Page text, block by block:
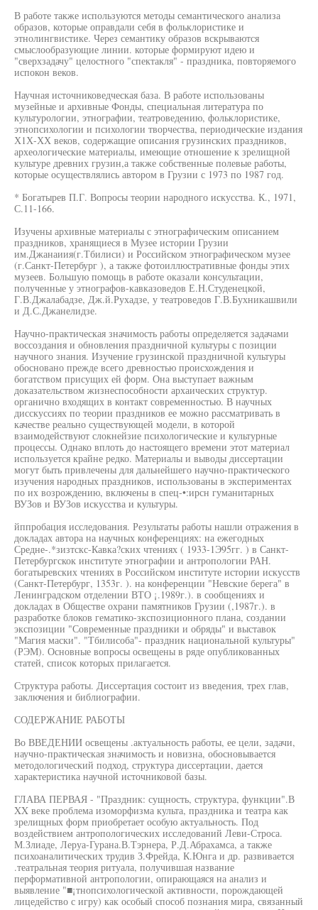
В работе также используются методы семантического анализа
образов, которые оправдали себя в фольклористике и
этнолингвистике. Через семантику образов вскрываются
смыслообразующие линии. которые формируют идею и
"сверхзадачу" целостного "спектакля" - праздника, повторяемого
испокон веков.
Научная источниковедческая база. В работе использованы
музейные и архивные Фонды, специальная литература по
культурологии, этнографии, театроведению, фольклористике,
этнопсихологии и психологии творчества, периодические издания
Х1Х-ХХ веков, содержащие описания грузинских праздников,
археологические материалы, имеющие отношение к зрелищной
культуре древних грузин,а также собственные полевые работы,
которые осуществлялись автором в Грузии с 1973 по 1987 год.
* Богатырев П.Г. Вопросы теории народного искусства. К., 1971,
С.11-166.
Изучены архивные материалы с этнографическим описанием
праздников, хранящиеся в Музее истории Грузии
им.Джанаиия(г.Тбилиси) и Российском этнографическом музее
(г.Санкт-Петербург ), а также фотоиллюстративные фонды этих
музеев. Большую помощь в работе оказали консультации,
полученные у этнографов-кавказоведов Е.Н.Студенецкой,
Г.В.Джалабадзе, Дж.й.Рухадзе, у театроведов Г.В.Бухникашвили
и Д.С.Джанелидзе.
Научно-практическая значимость работы определяется задачами
воссоздания и обновления праздничной культуры с позиции
научного знания. Изучение грузинской праздничной культуры
обосновано прежде всего древностью происхождения и
богатством присущих ей форм. Она выступает важным
доказательством жизнеспособности архаических структур.
органично входящих в контакт современностью. В научных
дисскуссиях по теории праздников ее можно рассматривать в
качестве реально существующей модели, в которой
взаимодействуют слокнейзие психологические и культурные
процессы. Однако вплоть до настоящего времени этот материал
используется крайне редко. Материалы и выводы диссертации
могут быть привлечены для дальнейшего научно-практического
изучения народных праздников, использованы в экспериментах
по их возрождению, включены в спец-•:ирсн гуманитарных
ВУЗов и ВУЗов искусства и культуры.
йппробация исследования. Результаты работы нашли отражения в
докладах автора на научных конференциях: на ежегодных
Средне-.*зизтскс-Кавка?ских чтениях ( 1933-1Э95гг. ) в Санкт-
Петербургскок институте этнографии и антропологии РАН.
богатыревских чтениях в Российском институте истории искусств
(Санкт-Петербург, 1353г. ). на конференции "Невские берега" в
Ленинградском отделении ВТО ¡.1989г.). в сообщениях и
докладах в Обществе охрани памятников Грузии (,1987г.). в
разработке блоков гематико-зкспозиционного плана, создании
экспозиции "Современные праздники и обряды" и выставок
"Магия маски". "Тбилисоба"- праздник национальной культуры"
(РЭМ). Основные вопросы освещены в ряде опубликованных
статей, список которых прилагается.
Структура работы. Диссертация состоит из введения, трех глав,
заключения и библиографии.
СОДЕРЖАНИЕ РАБОТЫ
Во ВВЕДЕНИИ освещены .актуальность работы, ее цели, задачи,
научно-практическая значимость и новизна, обосновывается
методологический подход, структура диссертации, дается
характеристика научной источниковой базы.
ГЛАВА ПЕРВАЯ - "Праздник: сущность, структура, функции".В
XX веке проблема изоморфизма культа, праздника и театра как
зрелищных форм приобретает особую актуальность. Под
воздействием антропологических исследований Леви-Строса.
М.Злиаде, Леруа-Гурана.В.Тэрнера, Р.Д.Абрахамса, а также
психоаналитических трудив З.Фрейда, К.Юнга и др. развивается
.театральная теория ритуала, получившая название
перформативной антропологии, опирающаяся на анализ и
выявление "■¡тнопсихологической активности, порождающей
лицедейство с игру) как особый способ познания мира, связанный